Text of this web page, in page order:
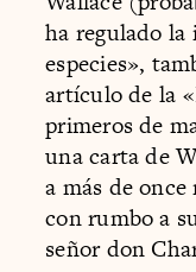
ha regulado
especies»,
artículo de la
primeros de
una carta de
a más de
con rumbo a
señor don